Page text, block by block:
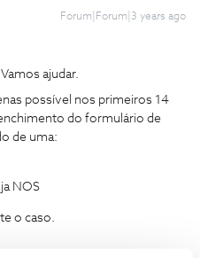
Forum|Forum|3 years ago
ajudar.
possível nos primeiros 14
do formulário de
de uma:
NOS
o caso.